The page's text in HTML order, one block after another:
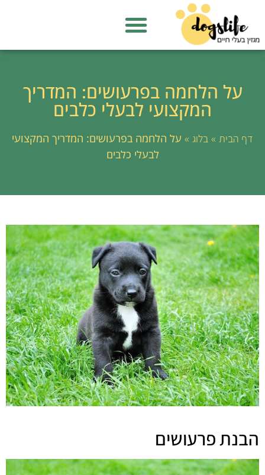
על הלחמה בפרעושים: המדריך
המקצועי לבעלי כלבים
דף הבית » בלוג » על הלחמה בפרעושים: המדריך המקצועי
לבעלי כלבים
הבנת פרעושים